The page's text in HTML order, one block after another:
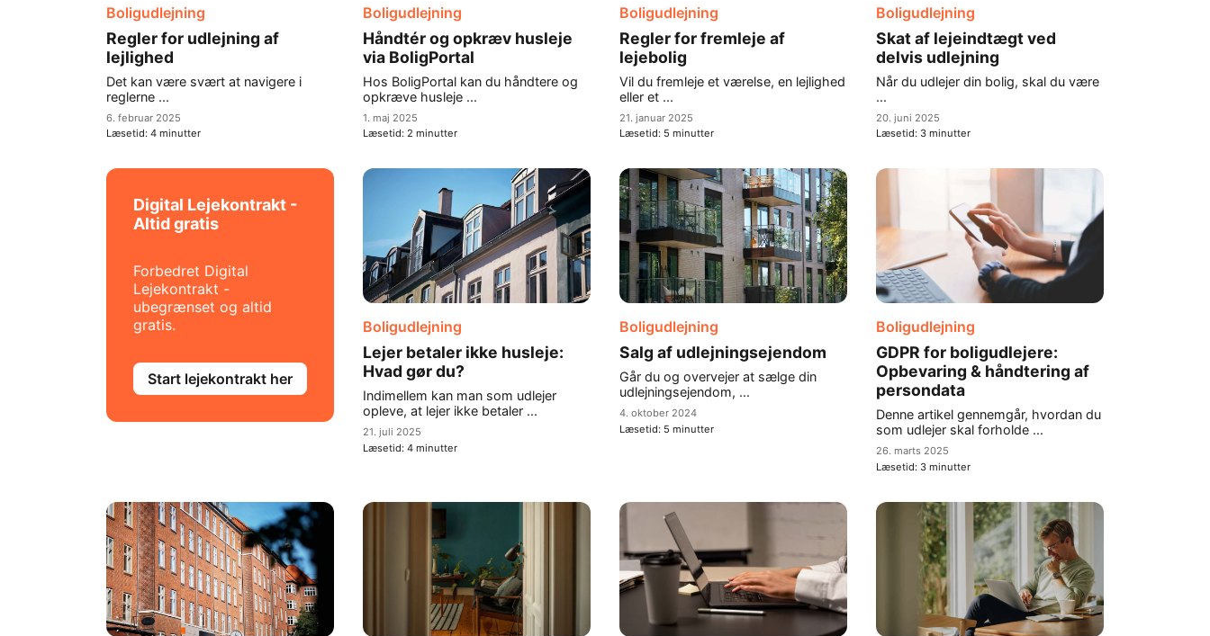
Boligudlejning
Regler for udlejning af
lejlighed
Det kan være svært at navigere i
reglerne ...
6. februar 2025
Læsetid: 4 minutter
Boligudlejning
Håndtér og opkræv husleje
via BoligPortal
Hos BoligPortal kan du håndtere og
opkræve husleje ...
1. maj 2025
Læsetid: 2 minutter
Boligudlejning
Regler for fremleje af
lejebolig
Vil du fremleje et værelse, en lejlighed
eller et ...
21. januar 2025
Læsetid: 5 minutter
Boligudlejning
Skat af lejeindtægt ved
delvis udlejning
Når du udlejer din bolig, skal du være
...
20. juni 2025
Læsetid: 3 minutter
Digital Lejekontrakt -
Altid gratis
Forbedret Digital
Lejekontrakt -
ubegrænset og altid
gratis.
Start lejekontrakt her
Boligudlejning
Lejer betaler ikke husleje:
Hvad gør du?
Indimellem kan man som udlejer
opleve, at lejer ikke betaler ...
21. juli 2025
Læsetid: 4 minutter
Boligudlejning
Salg af udlejningsejendom
Går du og overvejer at sælge din
udlejningsejendom, ...
4. oktober 2024
Læsetid: 5 minutter
Boligudlejning
GDPR for boligudlejere:
Opbevaring & håndtering af
persondata
Denne artikel gennemgår, hvordan du
som udlejer skal forholde ...
26. marts 2025
Læsetid: 3 minutter